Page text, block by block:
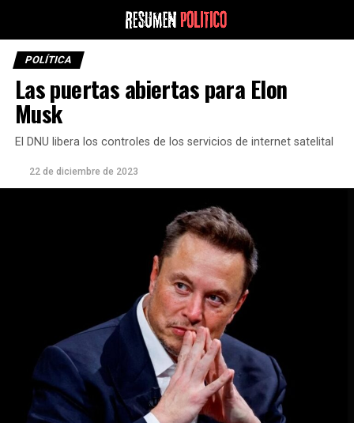
POLÍTICA
Las puertas abiertas para Elon
Musk
El DNU libera los controles de los servicios de internet satelital
22 de diciembre de 2023